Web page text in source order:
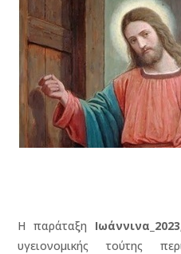
Η παράταξη
υγειονομικής τούτης